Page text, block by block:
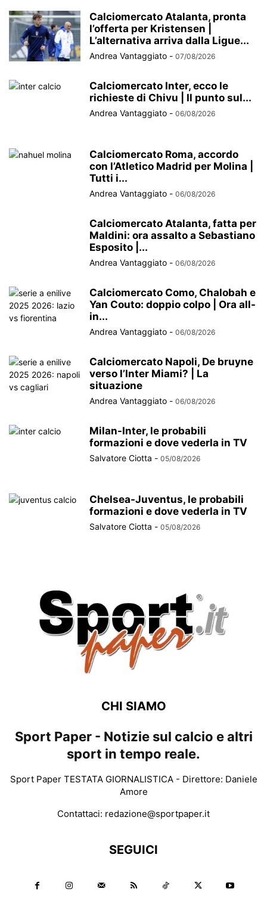
Calciomercato Atalanta, pronta
l’offerta per Kristensen |
L’alternativa arriva dalla Ligue...
Andrea Vantaggiato - 07/08/2026
Calciomercato Inter, ecco le
richieste di Chivu | Il punto sul...
Andrea Vantaggiato - 06/08/2026
Calciomercato Roma, accordo
con l’Atletico Madrid per Molina |
Tutti i...
Andrea Vantaggiato - 06/08/2026
Calciomercato Atalanta, fatta per
Maldini: ora assalto a Sebastiano
Esposito |...
Andrea Vantaggiato - 06/08/2026
Calciomercato Como, Chalobah e
Yan Couto: doppio colpo | Ora all-
in...
Andrea Vantaggiato - 06/08/2026
Calciomercato Napoli, De bruyne
verso l’Inter Miami? | La
situazione
Andrea Vantaggiato - 06/08/2026
Milan-Inter, le probabili
formazioni e dove vederla in TV
Salvatore Ciotta - 05/08/2026
Chelsea-Juventus, le probabili
formazioni e dove vederla in TV
Salvatore Ciotta - 05/08/2026
CHI SIAMO
Sport Paper - Notizie sul calcio e altri
sport in tempo reale.
Sport Paper TESTATA GIORNALISTICA - Direttore: Daniele
Amore
Contattaci: redazione@sportpaper.it
SEGUICI